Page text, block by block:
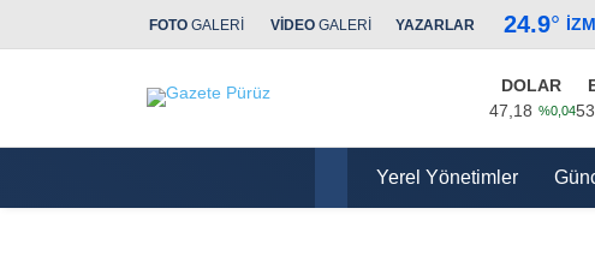
FOTO GALERİ VİDEO GALERİ YAZARLAR 24.9°
DOLAR
47,18 %0,04
Yerel Yönetimler